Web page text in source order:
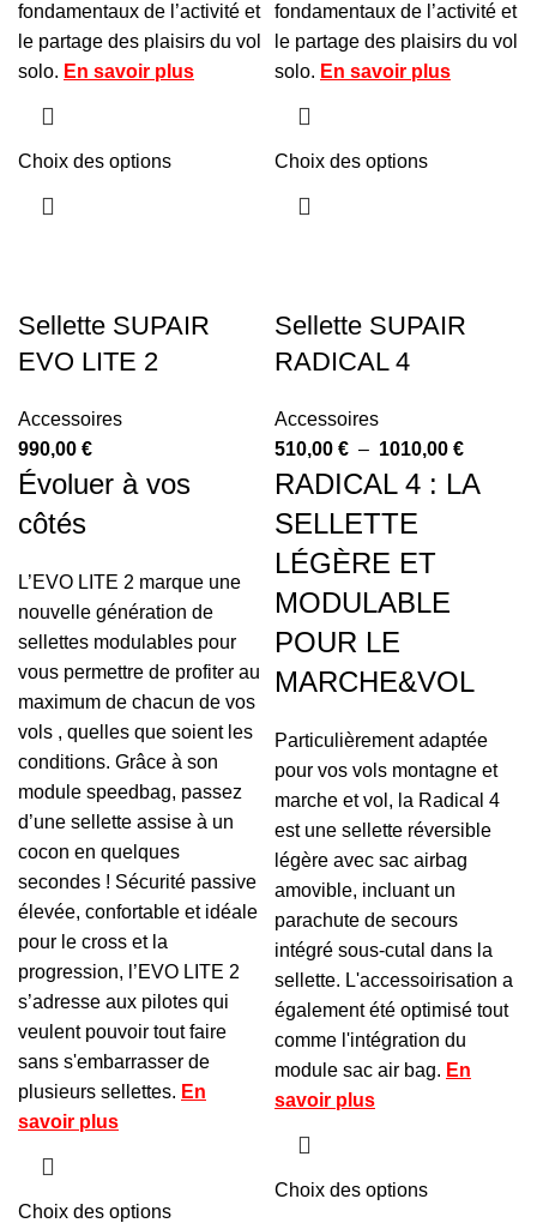
fondamentaux de l’activité et
le partage des plaisirs du vol
solo. En savoir plus
Choix des options
fondamentaux de l’activité et
le partage des plaisirs du vol
solo. En savoir plus
Choix des options
Sellette SUPAIR
EVO LITE 2
Accessoires
990,00 €
Évoluer à vos
côtés
L’EVO LITE 2 marque une
nouvelle génération de
sellettes modulables pour
vous permettre de profiter au
maximum de chacun de vos
vols , quelles que soient les
conditions. Grâce à son
module speedbag, passez
d’une sellette assise à un
cocon en quelques
secondes ! Sécurité passive
élevée, confortable et idéale
pour le cross et la
progression, l’EVO LITE 2
s’adresse aux pilotes qui
veulent pouvoir tout faire
sans s'embarrasser de
plusieurs sellettes. En
savoir plus
Choix des options
Sellette SUPAIR
RADICAL 4
Accessoires
510,00 € – 1010,00 €
RADICAL 4 : LA
SELLETTE
LÉGÈRE ET
MODULABLE
POUR LE
MARCHE&VOL
Particulièrement adaptée
pour vos vols montagne et
marche et vol, la Radical 4
est une sellette réversible
légère avec sac airbag
amovible, incluant un
parachute de secours
intégré sous-cutal dans la
sellette. L'accessoirisation a
également été optimisé tout
comme l'intégration du
module sac air bag. En
savoir plus
Choix des options